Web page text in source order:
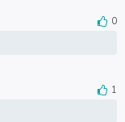
0
1